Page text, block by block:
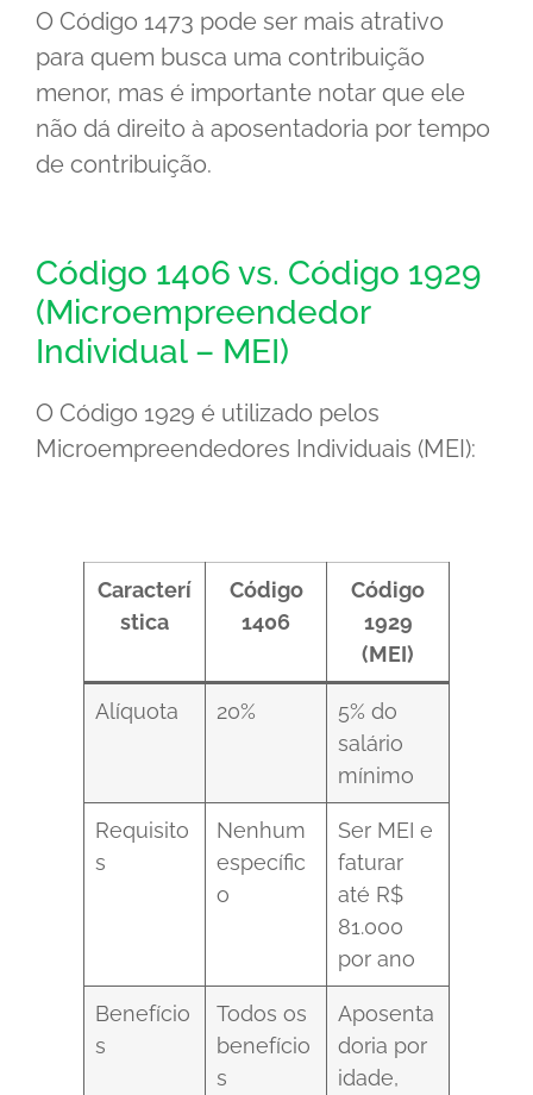
O Código 1473 pode ser mais atrativo
para quem busca uma contribuição
menor, mas é importante notar que ele
não dá direito à aposentadoria por tempo
de contribuição.
Código 1406 vs. Código 1929
(Microempreendedor
Individual – MEI)
O Código 1929 é utilizado pelos
Microempreendedores Individuais (MEI):
Caracterí
stica
Código
1406
Código
1929
(MEI)
Alíquota 20%
5% do
salário
mínimo
Requisito
s
Nenhum
específic
o
Ser MEI e
faturar
até R$
81.000
por ano
Benefício
s
Todos os
benefício
s
Aposenta
doria por
idade,